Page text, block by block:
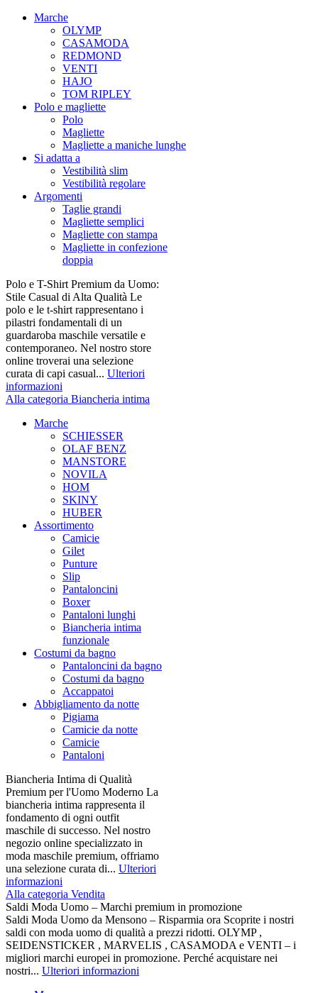
Marche
OLYMP
CASAMODA
REDMOND
VENTI
HAJO
TOM RIPLEY
Polo e magliette
Polo
Magliette
Magliette a maniche lunghe
Si adatta a
Vestibilità slim
Vestibilità regolare
Argomenti
Taglie grandi
Magliette semplici
Magliette con stampa
Magliette in confezione
doppia
Polo e T-Shirt Premium da Uomo:
Stile Casual di Alta Qualità Le
polo e le t-shirt rappresentano i
pilastri fondamentali di un
guardaroba maschile versatile e
contemporaneo. Nel nostro store
online troverai una selezione
curata di capi casual... Ulteriori
informazioni
Alla categoria Biancheria intima
Marche
SCHIESSER
OLAF BENZ
MANSTORE
NOVILA
HOM
SKINY
HUBER
Assortimento
Camicie
Gilet
Punture
Slip
Pantaloncini
Boxer
Pantaloni lunghi
Biancheria intima
funzionale
Costumi da bagno
Pantaloncini da bagno
Costumi da bagno
Accappatoi
Abbigliamento da notte
Pigiama
Camicie da notte
Camicie
Pantaloni
Biancheria Intima di Qualità
Premium per l'Uomo Moderno La
biancheria intima rappresenta il
fondamento di ogni outfit
maschile di successo. Nel nostro
negozio online specializzato in
moda maschile premium, offriamo
una selezione curata di... Ulteriori
informazioni
Alla categoria Vendita
Saldi Moda Uomo – Marchi premium in promozione
Saldi Moda Uomo da Mensono – Risparmia ora Scoprite i nostri
saldi con moda uomo di qualità a prezzi ridotti. OLYMP ,
SEIDENSTICKER , MARVELIS , CASAMODA e VENTI – i
migliori marchi europei in promozione. Perché acquistare nei
nostri... Ulteriori informazioni